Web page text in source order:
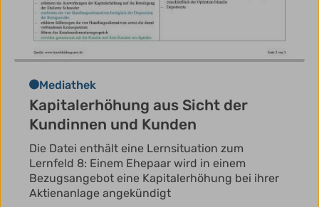
Mediathek
Kapitalerhöhung aus Sicht der
Kundinnen und Kunden
Die Datei enthält eine Lernsituation zum
Lernfeld 8: Einem Ehepaar wird in einem
Bezugsangebot eine Kapitalerhöhung bei ihrer
Aktienanlage angekündigt